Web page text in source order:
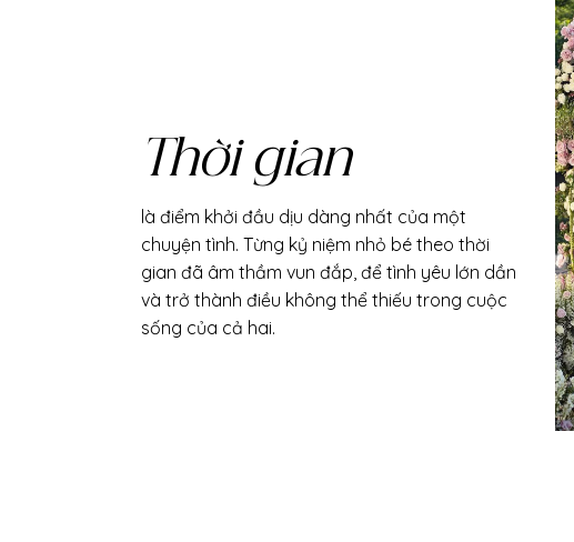
Thời gian
là điểm khởi đầu dịu dàng nhất của một
chuyện tình. Từng kỷ niệm nhỏ bé theo thời
gian đã âm thầm vun đắp, để tình yêu lớn dần
và trở thành điều không thể thiếu trong cuộc
sống của cả hai.